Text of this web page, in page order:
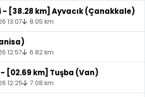
- [38.28 km] Ayvacık (Çanakkale)
13:07 8.05 km
12:57 6.82 km
[02.69 km] Tuşba (Van)
12:25 7.08 km